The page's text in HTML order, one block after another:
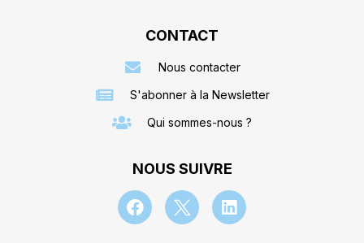
CONTACT
Nous contacter
S'abonner à la Newsletter
Qui sommes-nous ?
NOUS SUIVRE